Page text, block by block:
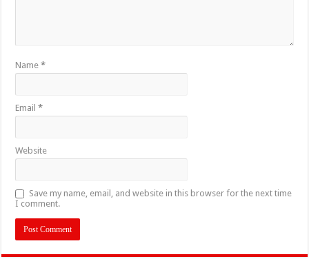
Name*
Email*
Website
Save my name, email, and website in this browser for the next time
I comment.